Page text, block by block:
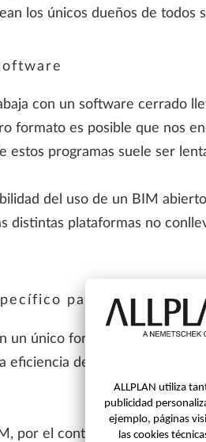
los únicos dueños de todos
con un software cerrado
formato es posible que nos
estos programas suele ser
del uso de un BIM
distintas plataformas no
para cada
un único formato, todas las
eficiencia de los técnicos, ya
por el contrario, existen